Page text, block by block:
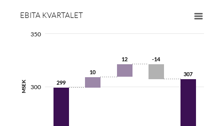
MSEK
EBITA KVARTALET
299
299
10
10
12
12 -14
-14
307
307
300
350